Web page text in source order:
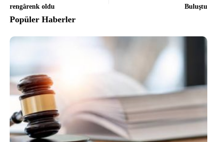
rengârenk oldu
Buluştu
Popüler Haberler